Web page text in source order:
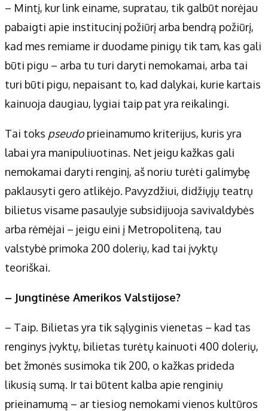
– Mintį, kur link einame, supratau, tik galbūt norėjau
pabaigti apie institucinį požiūrį arba bendrą požiūrį,
kad mes remiame ir duodame pinigų tik tam, kas gali
būti pigu – arba tu turi daryti nemokamai, arba tai
turi būti pigu, nepaisant to, kad dalykai, kurie kartais
kainuoja daugiau, lygiai taip pat yra reikalingi.
Tai toks pseudoprieinamumo kriterijus, kuris yra
labai yra manipuliuotinas. Net jeigu kažkas gali
nemokamai daryti renginį, aš noriu turėti galimybę
paklausyti gero atlikėjo. Pavyzdžiui, didžiųjų teatrų
bilietus visame pasaulyje subsidijuoja savivaldybės
arba rėmėjai – jeigu eini į Metropoliteną, tau
valstybė primoka 200 dolerių, kad tai įvyktų
teoriškai.
– Jungtinėse Amerikos Valstijose?
– Taip. Bilietas yra tik sąlyginis vienetas – kad tas
renginys įvyktų, bilietas turėtų kainuoti 400 dolerių,
bet žmonės susimoka tik 200, o kažkas prideda
likusią sumą. Ir tai būtent kalba apie renginių
prieinamumą – ar tiesiog nemokami vienos kultūros